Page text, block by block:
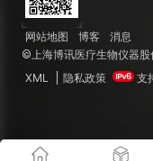
网站地图 博客
消息
©上海博讯医疗生物仪器股
XML
隐私政策 支